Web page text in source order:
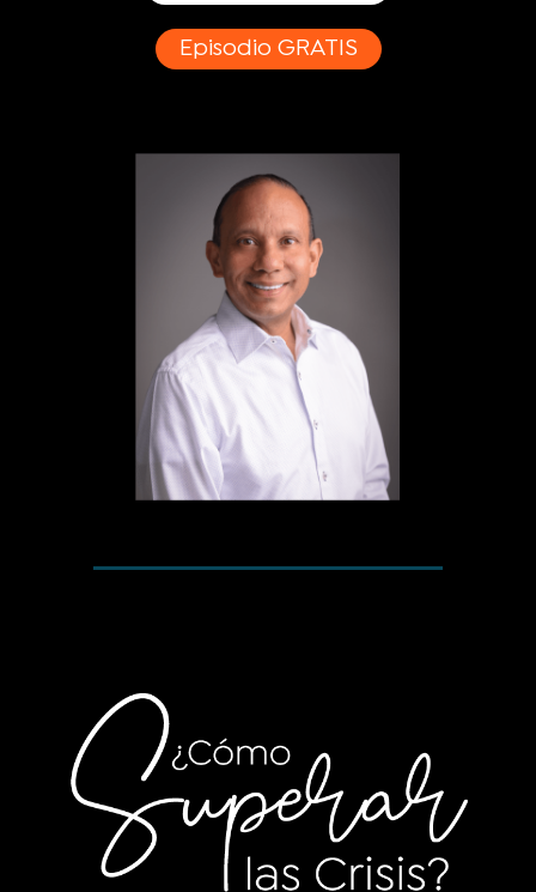
Episodio GRATIS